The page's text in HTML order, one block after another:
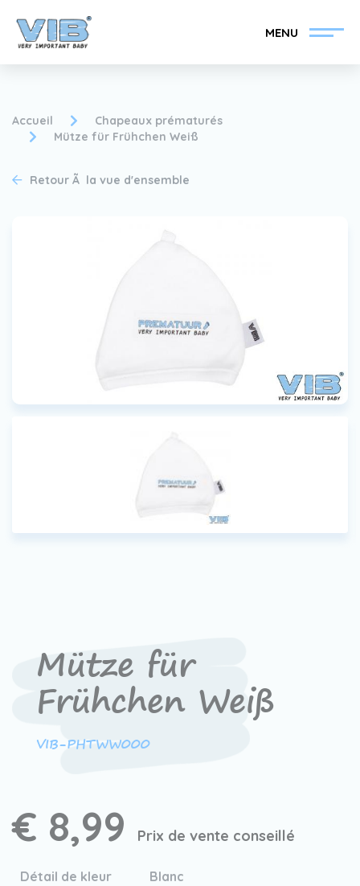
MENU
Devenir un revendeur
VIB®
Accueil
Chapeaux prématurés
Mütze für Frühchen Weiß
Retour Ã la vue d'ensemble
Mütze für
Frühchen Weiß
VIB-PHTWW000
€ 8,99 Prix de vente conseillé
Détail de kleur
Blanc